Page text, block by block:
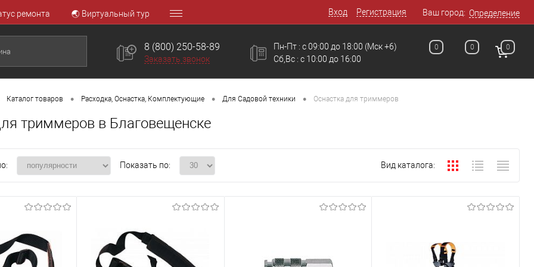
ремонта 🌏 Виртуальный тур Вход Регистрация Ваш город: Определение
8 (800) 250-58-89
Заказать звонок
Пн-Пт : с 09:00 до 18:00
Сб,Вс : c 10:00 до 16:00
(Мск +6) 0 0 0
Каталог товаров • Расходка, Оснастка, Комплектующие • Для Садовой техники • Оснастка для триммеров
триммеров в Благовещенске
Показать по: Вид каталога: